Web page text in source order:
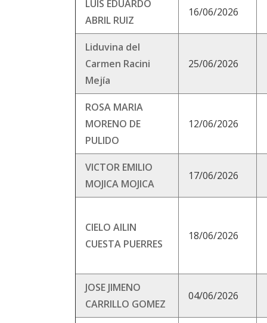
LUIS EDUARDO
ABRIL RUIZ
16/06/2026
Liduvina del
Carmen Racini
Mejía
25/06/2026
ROSA MARIA
MORENO DE
PULIDO
12/06/2026
VICTOR EMILIO
MOJICA MOJICA
17/06/2026
CIELO AILIN
CUESTA PUERRES
18/06/2026
JOSE JIMENO
CARRILLO GOMEZ
04/06/2026